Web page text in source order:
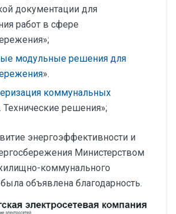
документации для
работ в сфере
модульные решения для
».
коммунальных
. Технические решения»;
энергоэффективности и
Министерством
коммунального
объявлена благодарность.